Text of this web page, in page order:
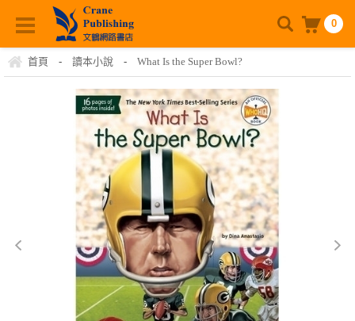
0
首頁 - 讀本小說 - What Is the Super Bowl?